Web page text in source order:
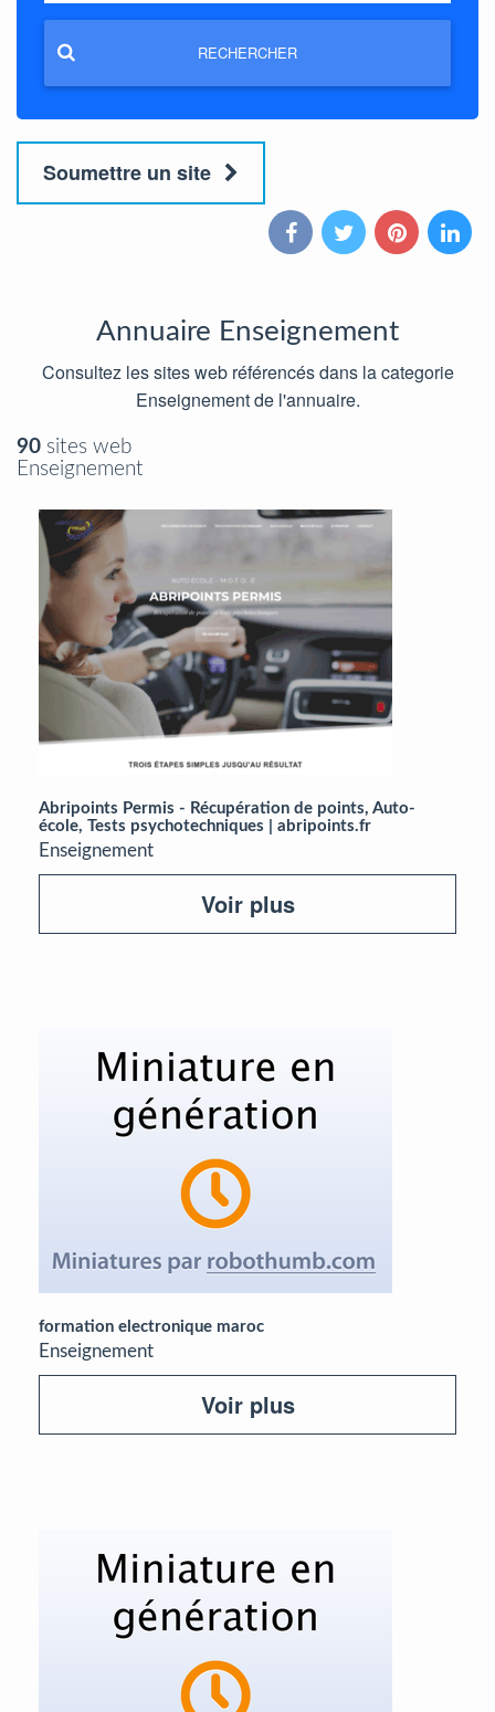
RECHERCHER
Soumettre un site
Annuaire Enseignement
Consultez les sites web référencés dans la categorie
Enseignement de l'annuaire.
90 sites web
Enseignement
Abripoints Permis - Récupération de points, Auto-
école, Tests psychotechniques | abripoints.fr
Enseignement
Voir plus
formation electronique maroc
Enseignement
Voir plus